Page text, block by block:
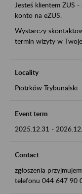
Jesteś klientem ZUS
konto na eZUS.
Wystarczy
termin wizyty w
Locality
Piotrków Trybunalski
Event term
2025.12.31 -
Contact
zgłoszenia
telefonu 044 647 90